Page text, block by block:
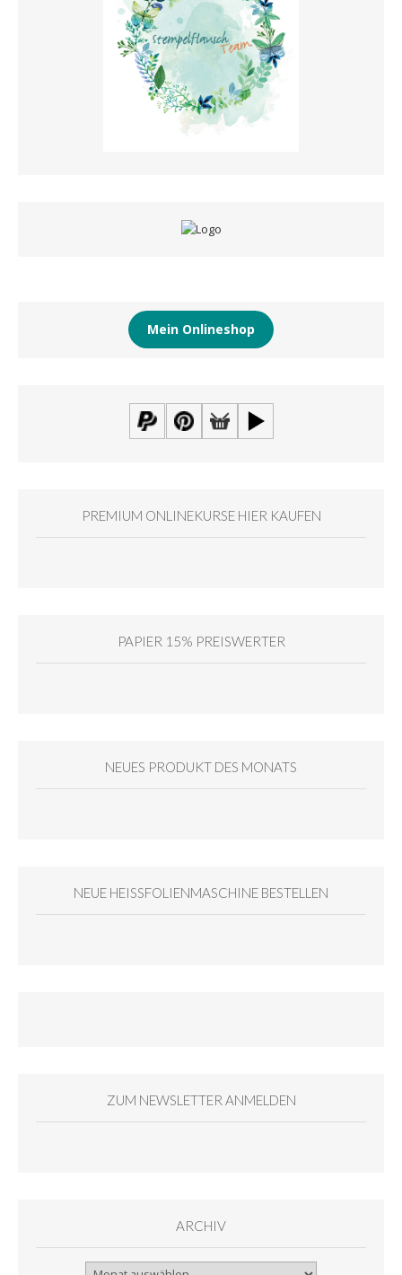
Mein Onlineshop
PREMIUM ONLINEKURSE HIER KAUFEN
PAPIER 15% PREISWERTER
NEUES PRODUKT DES MONATS
NEUE HEISSFOLIENMASCHINE BESTELLEN
ZUM NEWSLETTER ANMELDEN
ARCHIV
Archiv